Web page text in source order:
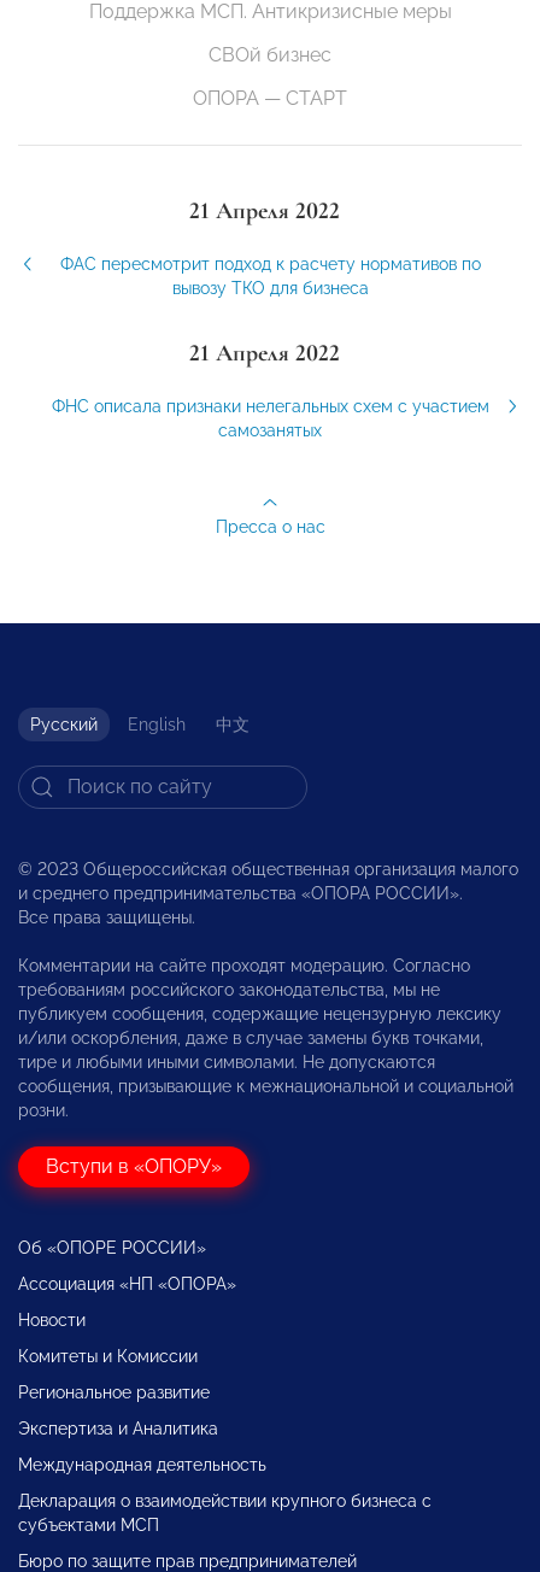
Поддержка МСП. Антикризисные меры
СВОй бизнес
ОПОРА — СТАРТ
21 Апреля 2022
ФАС пересмотрит подход к расчету нормативов по
вывозу ТКО для бизнеса
21 Апреля 2022
ФНС описала признаки нелегальных схем с участием
самозанятых
Пресса о нас
Русский English 中文
© 2023 Общероссийская общественная организация малого
и среднего предпринимательства «ОПОРА РОССИИ».
Все права защищены.
Комментарии на сайте проходят модерацию. Согласно
требованиям российского законодательства, мы не
публикуем сообщения, содержащие нецензурную лексику
и/или оскорбления, даже в случае замены букв точками,
тире и любыми иными символами. Не допускаются
сообщения, призывающие к межнациональной и социальной
розни.
Вступи в «ОПОРУ»
Об «ОПОРЕ РОССИИ»
Ассоциация «НП «ОПОРА»
Новости
Комитеты и Комиссии
Региональное развитие
Экспертиза и Аналитика
Международная деятельность
Декларация о взаимодействии крупного бизнеса с
субъектами МСП
Бюро по защите прав предпринимателей